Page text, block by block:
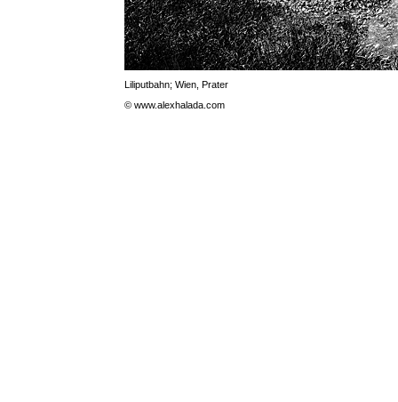
Liliputbahn; Wien, Prater
© www.alexhalada.com